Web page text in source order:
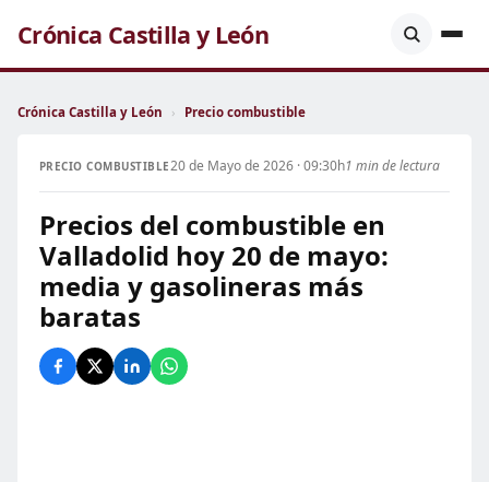
Crónica Castilla y León
Crónica Castilla y León › Precio combustible
PRECIO COMBUSTIBLE20 de Mayo de 2026 · 09:30h1 min de lectura
Precios del combustible en
Valladolid hoy 20 de mayo:
media y gasolineras más
baratas